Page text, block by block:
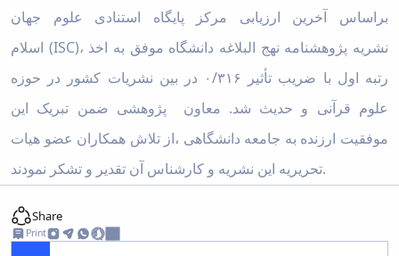
براساس آخرین ارزیابی مرکز پایگاه استنادی علوم جهان
اسلام (ISC)، نشریه پژوهشنامه نهج البلاغه دانشگاه موفق به اخذ
رتبه اول با ضریب تأثیر ۰/۳۱۶ در بین نشریات کشور در حوزه
علوم قرآنی و حدیث شد. معاون پژوهشی ضمن تبریک این
موفقیت ارزنده به جامعه دانشگاهی ،از تلاش همکاران عضو هیات
تحریریه این نشریه و کارشناس آن تقدیر و تشکر نمودند.
Share
Print